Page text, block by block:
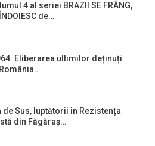
4 al seriei BRAZII SE FRÂNG,
de…
Eliberarea ultimilor deținuți
de Sus, luptătorii în Rezistența
din Făgăraș…